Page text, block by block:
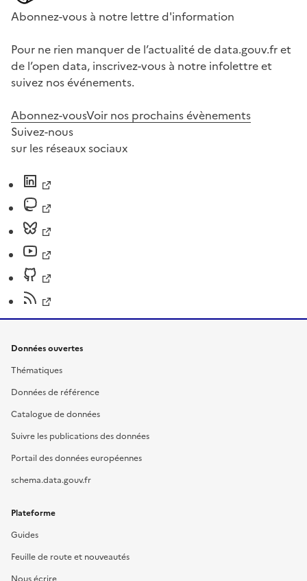
Abonnez-vous à notre lettre d'information
Pour ne rien manquer de l’actualité de data.gouv.fr et
de l’open data, inscrivez-vous à notre infolettre et
suivez nos événements.
Abonnez-vousVoir nos prochains évènements
Suivez-nous
sur les réseaux sociaux
Données ouvertes
Thématiques
Données de référence
Catalogue de données
Suivre les publications des données
Portail des données européennes
schema.data.gouv.fr
Plateforme
Guides
Feuille de route et nouveautés